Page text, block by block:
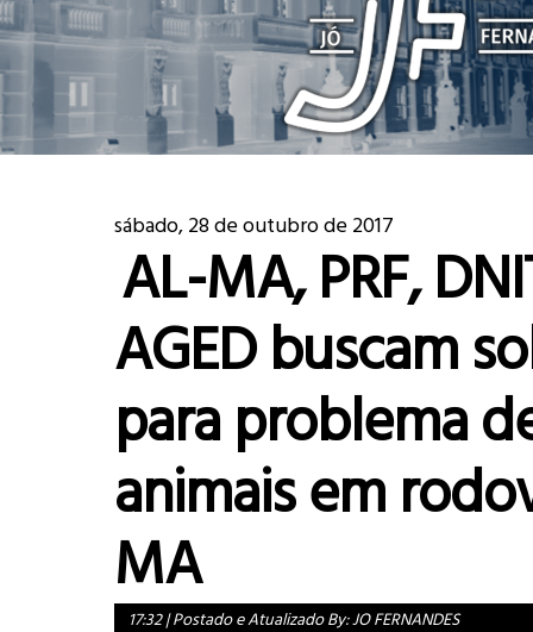
sábado, 28 de outubro de 2017
AL-MA, PRF,
AGED buscam
para problema
animais em
MA
17:32|Postado e Atualizado By:JO FERNANDES